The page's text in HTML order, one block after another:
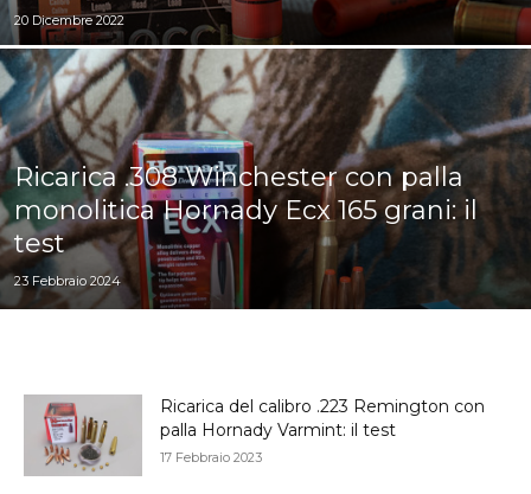
20 Dicembre 2022
Ricarica .308 Winchester con palla
monolitica Hornady Ecx 165 grani: il
test
23 Febbraio 2024
Ricarica del calibro .223 Remington con
palla Hornady Varmint: il test
17 Febbraio 2023